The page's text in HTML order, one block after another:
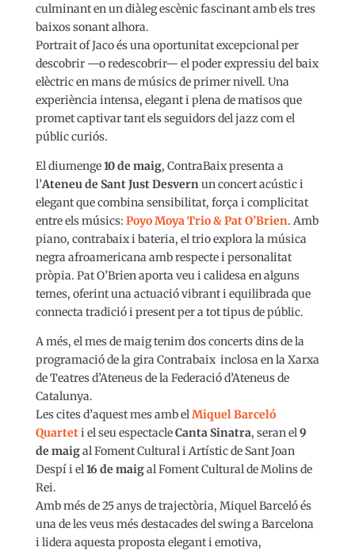
culminant en un diàleg escènic fascinant amb els tres
baixos sonant alhora.
Portrait of Jaco és una oportunitat excepcional per
descobrir —o redescobrir— el poder expressiu del baix
elèctric en mans de músics de primer nivell. Una
experiència intensa, elegant i plena de matisos que
promet captivar tant els seguidors del jazz com el
públic curiós.
El diumenge10 de maig, ContraBaix presenta a
l’Ateneu de Sant Just Desvern un concert acústic i
elegant que combina sensibilitat, força i complicitat
entre els músics: Poyo Moya Trio & Pat O’Brien. Amb
piano, contrabaix i bateria, el trio explora la música
negra afroamericana amb respecte i personalitat
pròpia. Pat O’Brien aporta veu i calidesa en alguns
temes, oferint una actuació vibrant i equilibrada que
connecta tradició i present per a tot tipus de públic.
A més, el mes de maig tenim dos concerts dins de la
programació de la gira Contrabaix inclosa en la Xarxa
de Teatres d’Ateneus de la Federació d’Ateneus de
Catalunya.
Les cites d’aquest mes amb el Miquel Barceló
Quarteti el seu espectacleCanta Sinatra, seran el 9
de maigal Foment Cultural i Artístic de Sant Joan
Despí i el 16 de maigal Foment Cultural de Molins de
Rei.
Amb més de 25 anys de trajectòria, Miquel Barceló és
una de les veus més destacades del swing a Barcelona
i lidera aquesta proposta elegant i emotiva,